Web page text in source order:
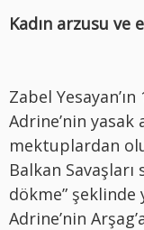
Kadın arzusu ve
Zabel Yesayan’ın
Adrine’nin yasak
mektuplardan
Balkan
dökme” şeklinde
Adrine’nin